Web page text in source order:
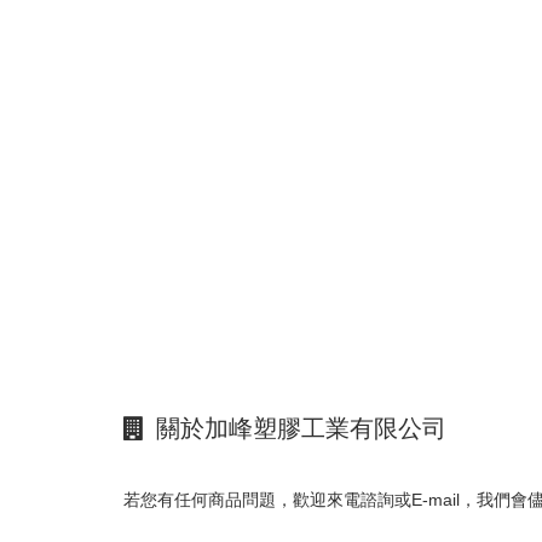
關於加峰塑膠工業有限公司
若您有任何商品問題，歡迎來電諮詢或E-mail，我們會儘